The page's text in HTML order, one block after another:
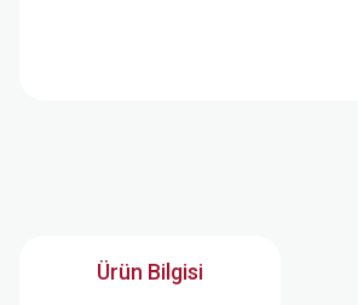
Ürün Bilgisi